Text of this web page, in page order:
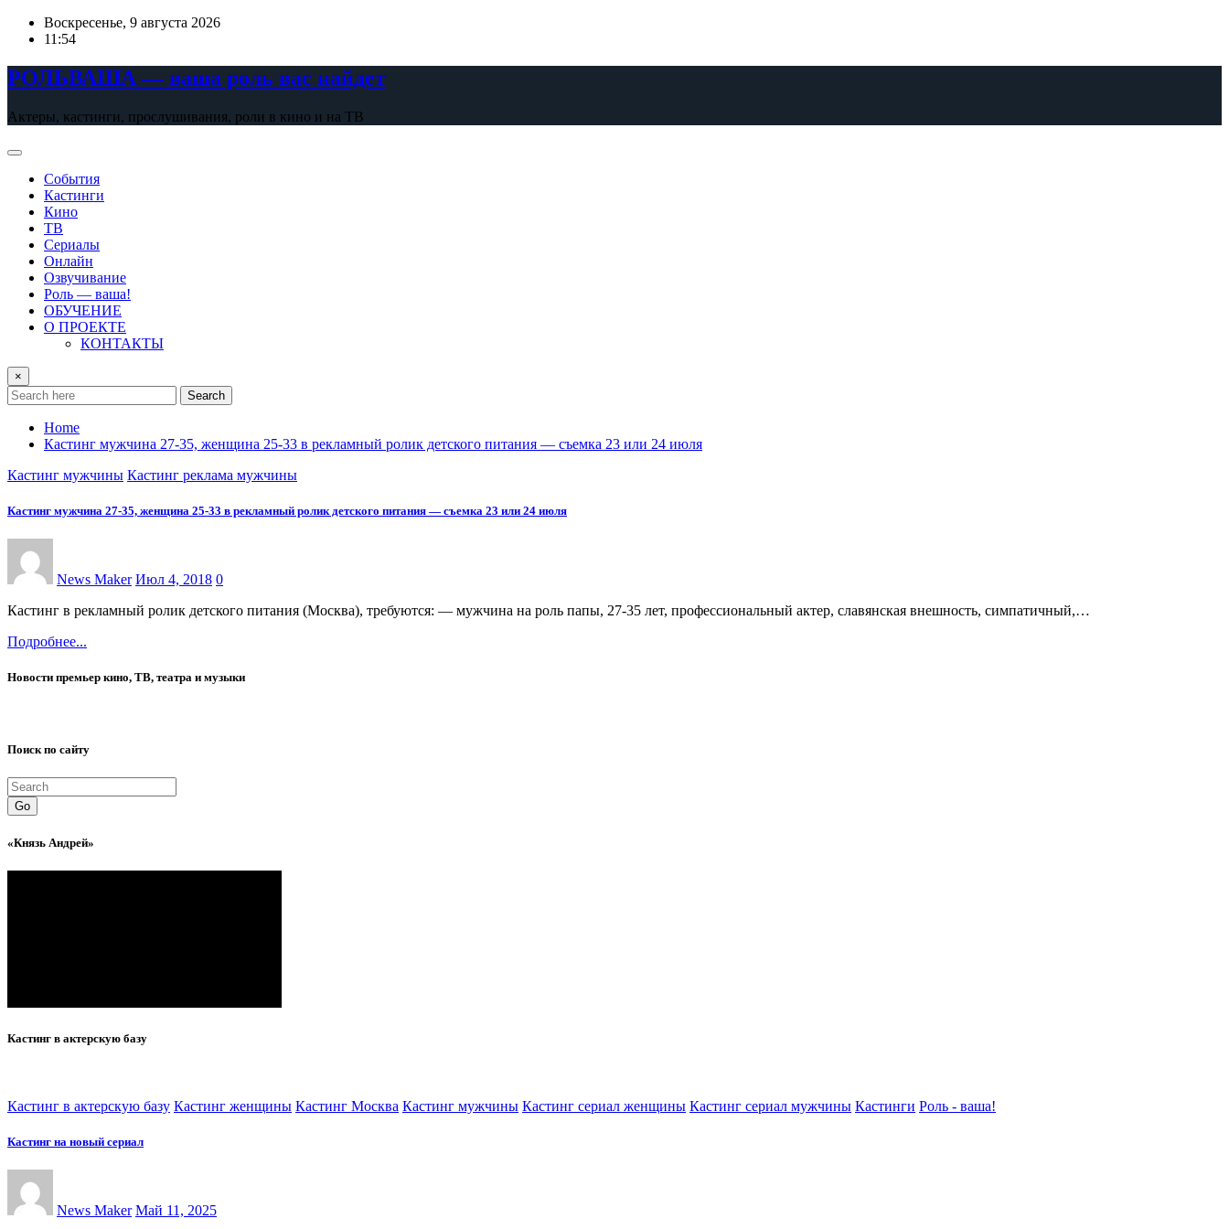
Skip
Воскресенье, 9 августа 2026
11:54
РОЛЬВАША — ваша роль вас найдет
Актеры, кастинги, прослушивания, роли в кино и на ТВ
События
Кастинги
Кино
ТВ
Сериалы
Онлайн
Озвучивание
Роль — ваша!
ОБУЧЕНИЕ
О ПРОЕКТЕ
КОНТАКТЫ
×
Search
Home
Кастинг мужчина 27-35, женщина 25-33 в рекламный ролик детского питания — съемка 23 или 24 июля
Кастинг мужчины Кастинг реклама мужчины
Кастинг мужчина 27-35, женщина 25-33 в рекламный ролик детского питания — съемка 23 или 24 июля
News Maker Июл 4, 2018 0
Кастинг в рекламный ролик детского питания (Москва), требуются: — мужчина на роль папы, 27-35 лет, профессиональный актер, славянская внешность, симпатичный,…
Подробнее...
Новости премьер кино, ТВ, театра и музыки
Поиск по сайту
Go
«Князь Андрей»
Кастинг в актерскую базу
Кастинг в актерскую базу Кастинг женщины Кастинг Москва Кастинг мужчины Кастинг сериал женщины Кастинг сериал мужчины Кастинги Роль - ваша!
Кастинг на новый сериал
News Maker Май 11, 2025